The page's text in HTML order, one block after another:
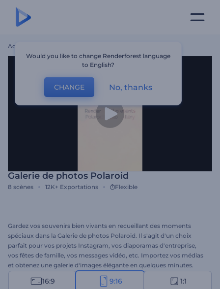
Accueil
Galerie de photos Polaroid
8 scènes 12K+ Exportations Flexible
Gardez vos souvenirs bien vivants en recueillant des moments
spéciaux dans la Galerie de photos Polaroid. Il s'agit d'un choix
parfait pour vos projets Instagram, vos diaporamas d'entreprise,
vos fêtes de famille, vos messages vidéo, etc. Importez vos médias
et obtenez une galerie d'images élégante en quelques minutes.
Voyagez à travers la mémoire avec la Galerie de photos Polaroid.
Essayez ce modèle sans plus tarder !
16:9 9:16 1:1
Would you like to change Renderforest language
to English?
CHANGE No, thanks